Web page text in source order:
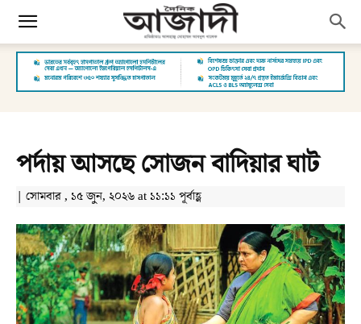
পর্দায় আসছে সোজন বাদিয়ার ঘাট
| সোমবার , ১৫ জুন, ২০২৬ at ১১:১১ পূর্বাহ্ণ